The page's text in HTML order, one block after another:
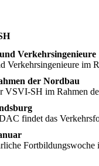
Verkehrsingenieure
Verkehrsingenieure im
der Nordbau
VSVI-SH im Rahmen
findet das
Fortbildungswoche